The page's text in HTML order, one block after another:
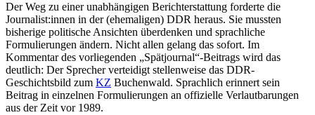
Der Weg zu einer unabhängigen Berichterstattung forderte die
Journalist:innen in der (ehemaligen) DDR heraus. Sie mussten
bisherige politische Ansichten überdenken und sprachliche
Formulierungen ändern. Nicht allen gelang das sofort. Im
Kommentar des vorliegenden „Spätjournal“-Beitrags wird das
deutlich: Der Sprecher verteidigt stellenweise das DDR-
Geschichtsbild zum KZ Buchenwald. Sprachlich erinnert sein
Beitrag in einzelnen Formulierungen an offizielle Verlautbarungen
aus der Zeit vor 1989.